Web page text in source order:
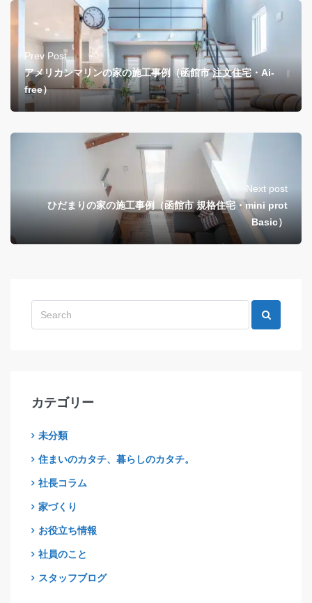
カテゴリー
未分類
住まいのカタチ、暮らしのカタチ。
社長コラム
家づくり
お役立ち情報
社員のこと
スタッフブログ
Prev Post
アメリカンマリンの家の施工事例（函館市 注文住宅・Ai-
free）
Next post
ひだまりの家の施工事例（函館市 規格住宅・mini prot
Basic）